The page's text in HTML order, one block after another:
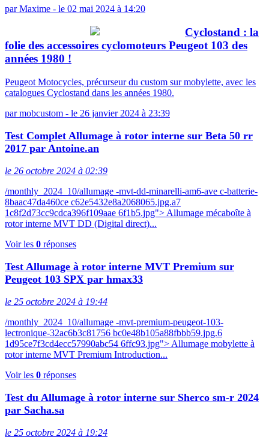
parMaxime - le 02 mai 2024 à 14:20
Cyclostand : la
folie des accessoires cyclomoteurs Peugeot 103 des
années 1980 !
Peugeot Motocycles, précurseur du custom sur mobylette, avec les
catalogues Cyclostand dans les années 1980.
parmobcustom - le 26 janvier 2024 à 23:39
Test Complet Allumage à rotor interne sur Beta 50 rr
2017 par Antoine.an
le 26 octobre 2024 à 02:39
/monthly_2024_10/allumage -mvt-dd-minarelli-am6-ave c-batterie-
8baac47da460ce c62e5432e8a2068065.jpg.a7
1c8f2d73cc9cdca396f109aae 6f1b5.jpg"> Allumage mécaboîte à
rotor interne MVT DD (Digital direct)...
Voir les 0 réponses
Test Allumage à rotor interne MVT Premium sur
Peugeot 103 SPX par hmax33
le 25 octobre 2024 à 19:44
/monthly_2024_10/allumage -mvt-premium-peugeot-103-
lectronique-32ac6b3c81756 bc0e48b105a88fbbb59.jpg.6
1d95ce7f3cd4ecc57990abc54 6ffc93.jpg"> Allumage mobylette à
rotor interne MVT Premium Introduction...
Voir les 0 réponses
Test du Allumage à rotor interne sur Sherco sm-r 2024
par Sacha.sa
le 25 octobre 2024 à 19:24